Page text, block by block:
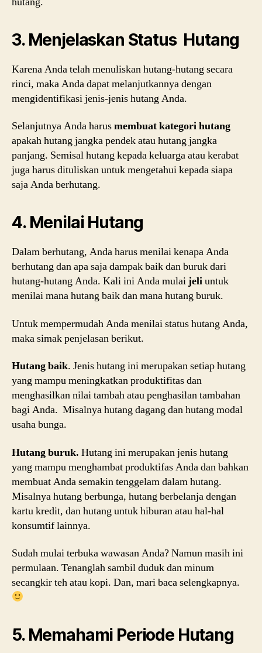
3. Menjelaskan Status Hutang
Karena Anda telah menuliskan hutang-hutang secara
rinci, maka Anda dapat melanjutkannya dengan
mengidentifikasi jenis-jenis hutang Anda.
Selanjutnya Anda harusmembuat kategori hutang
apakah hutang jangka pendek atau hutang jangka
panjang. Semisal hutang kepada keluarga atau kerabat
juga harus dituliskan untuk mengetahui kepada siapa
saja Anda berhutang.
4. Menilai Hutang
Dalam berhutang, Anda harus menilai kenapa Anda
berhutang dan apa saja dampak baik dan buruk dari
hutang-hutang Anda. Kali ini Anda mulaijeliuntuk
menilai mana hutang baik dan mana hutang buruk.
Untuk mempermudah Anda menilai status hutang Anda,
maka simak penjelasan berikut.
Hutang baik. Jenis hutang ini merupakan setiap hutang
yang mampu meningkatkan produktifitas dan
menghasilkan nilai tambah atau penghasilan tambahan
bagi Anda. Misalnya hutang dagang dan hutang modal
usaha bunga.
Hutang buruk. Hutang ini merupakan jenis hutang
yang mampu menghambat produktifas Anda dan bahkan
membuat Anda semakin tenggelam dalam hutang.
Misalnya hutang berbunga, hutang berbelanja dengan
kartu kredit, dan hutang untuk hiburan atau hal-hal
konsumtif lainnya.
Sudah mulai terbuka wawasan Anda? Namun masih ini
permulaan. Tenanglah sambil duduk dan minum
secangkir teh atau kopi. Dan, mari baca selengkapnya.
5. Memahami Periode Hutang